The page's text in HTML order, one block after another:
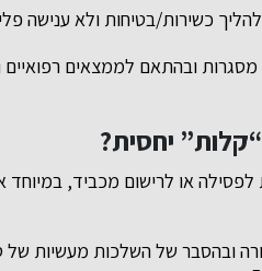
כשירות/בטיחות ולא ענישה
ובהתאם לממצאים רפואיים
יחסית?
או לרישום מכביד, במיוחד
ובהסבר של השלכות מעשיות של